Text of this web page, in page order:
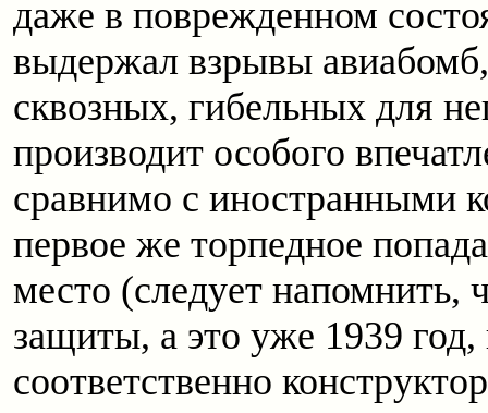
даже в поврежденном
выдержал взрывы
сквозных, гибельных для
производит особого
сравнимо с иностранными
первое же торпедное
место (следует напомнить,
защиты, а это уже 1939
соответственно